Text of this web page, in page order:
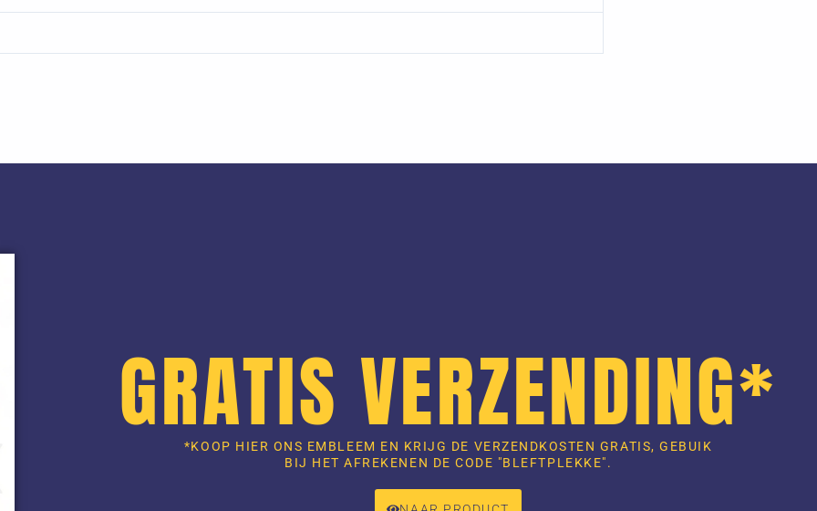
GRATIS VERZENDING*
*KOOP HIER ONS EMBLEEM EN KRIJG DE VERZENDKOSTEN GRATIS, GEBUIK
BIJ HET AFREKENEN DE CODE "BLEFTPLEKKE".